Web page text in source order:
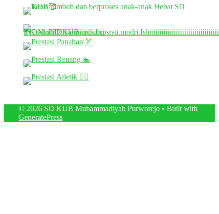
© 2026 SD KUB Muhammadiyah Purworejo • Built with
GeneratePress